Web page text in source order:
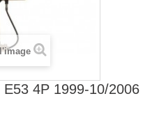
4P 1999-10/2006